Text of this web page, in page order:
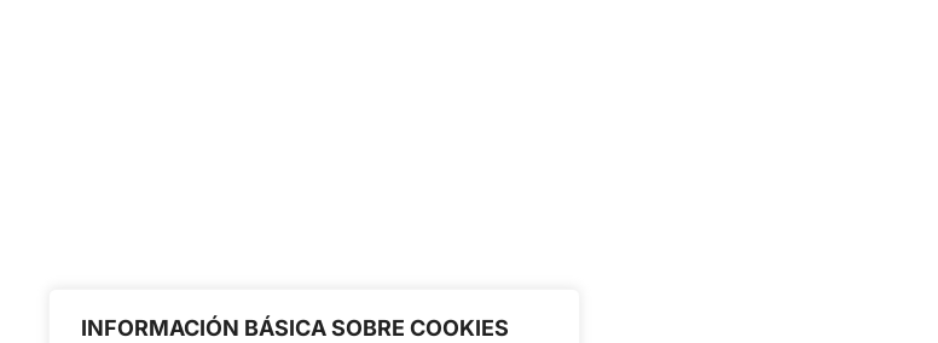
INFORMACIÓN BÁSICA SOBRE COOKIES